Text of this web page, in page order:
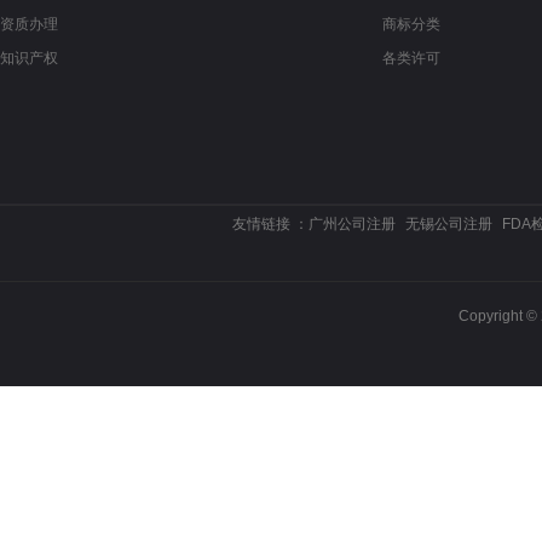
资质办理
知识产权
商标分类
各类许可
友情链接 ： 广州公司注册 无锡公司注册 FDA
Copyright ©